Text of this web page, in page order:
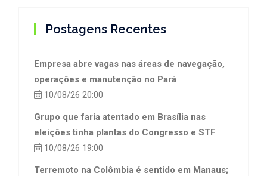
Postagens Recentes
Empresa abre vagas nas áreas de navegação,
operações e manutenção no Pará
10/08/26 20:00
Grupo que faria atentado em Brasília nas
eleições tinha plantas do Congresso e STF
10/08/26 19:00
Terremoto na Colômbia é sentido em Manaus;